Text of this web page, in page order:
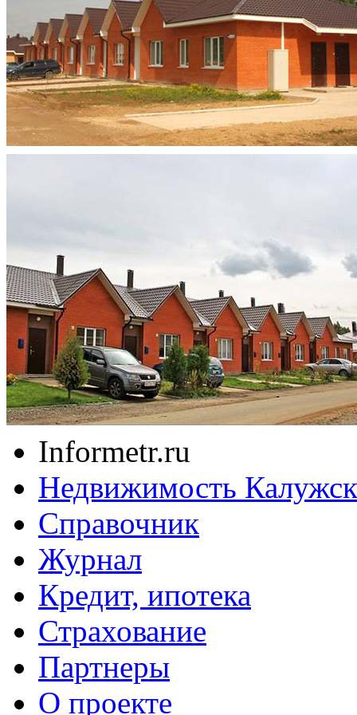
Informetr.ru
Недвижимость
Справочник
Журнал
Кредит, ипотека
Страхование
Партнеры
O проекте